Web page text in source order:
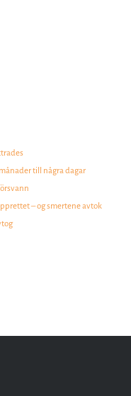
till några dagar
– og smertene avtok